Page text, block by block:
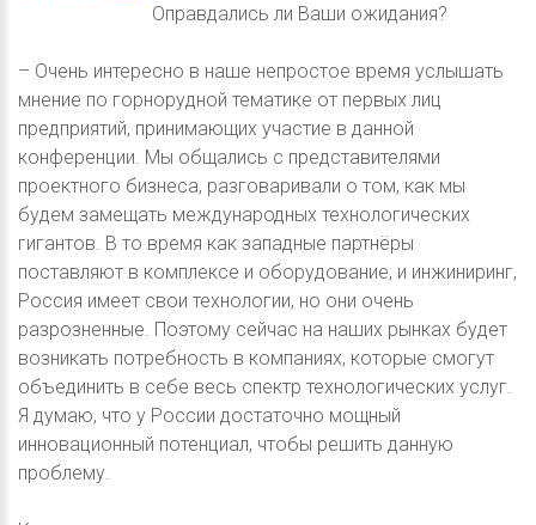
Оправдались ли Ваши ожидания?
– Очень интересно в наше непростое время услышать
мнение по горнорудной тематике от первых лиц
предприятий, принимающих участие в данной
конференции. Мы общались с представителями
проектного бизнеса, разговаривали о том, как мы
будем замещать международных технологических
гигантов. В то время как западные партнёры
поставляют в комплексе и оборудование, и инжиниринг,
Россия имеет свои технологии, но они очень
разрозненные. Поэтому сейчас на наших рынках будет
возникать потребность в компаниях, которые смогут
объединить в себе весь спектр технологических услуг.
Я думаю, что у России достаточно мощный
инновационный потенциал, чтобы решить данную
проблему.